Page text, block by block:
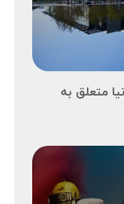
متعلق به